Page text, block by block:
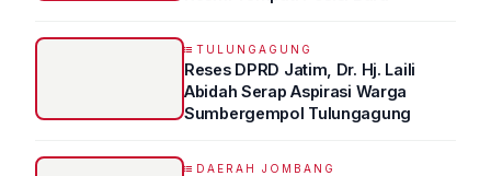
TULUNGAGUNG
Reses DPRD Jatim, Dr. Hj. Laili
Abidah Serap Aspirasi Warga
Sumbergempol Tulungagung
DAERAH JOMBANG